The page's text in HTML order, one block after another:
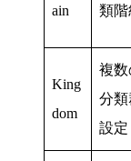
ain
類階
King
dom
複数
分
設定